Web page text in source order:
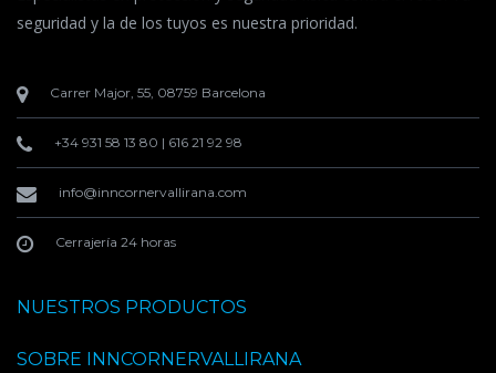
seguridad y la de los tuyos es nuestra prioridad.
Carrer Major, 55, 08759 Barcelona
+34 931 58 13 80 | 616 21 92 98
info@inncornervallirana.com
Cerrajería 24 horas
NUESTROS PRODUCTOS
SOBRE INNCORNERVALLIRANA